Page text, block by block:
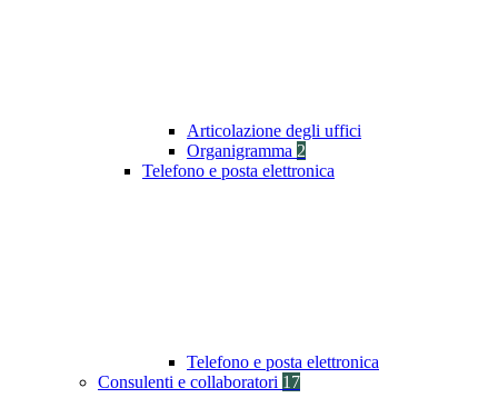
Articolazione degli uffici
Organigramma 2
Telefono e posta elettronica
Telefono e posta elettronica
Consulenti e collaboratori 17